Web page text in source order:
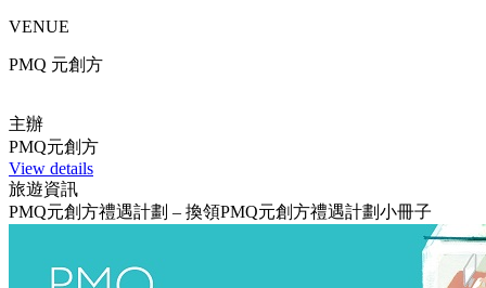
VENUE
PMQ 元創方
主辦
PMQ元創方
View details
旅遊資訊
PMQ元創方禮遇計劃 – 換領PMQ元創方禮遇計劃小冊子